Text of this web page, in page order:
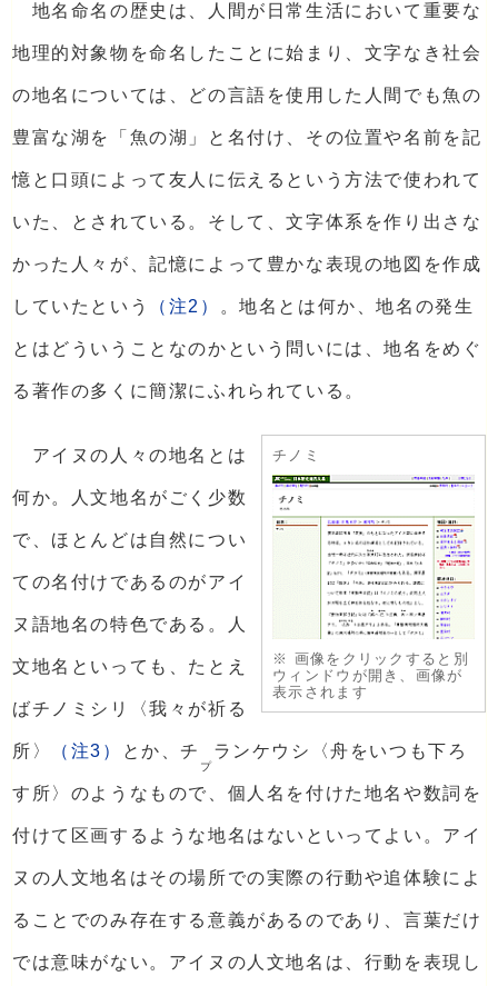
地名命名の歴史は、人間が日常生活において重要な
地理的対象物を命名したことに始まり、文字なき社会
の地名については、どの言語を使用した人間でも魚の
豊富な湖を「魚の湖」と名付け、その位置や名前を記
憶と口頭によって友人に伝えるという方法で使われて
いた、とされている。そして、文字体系を作り出さな
かった人々が、記憶によって豊かな表現の地図を作成
していたという （注2） 。地名とは何か、地名の発生
とはどういうことなのかという問いには、地名をめぐ
る著作の多くに簡潔にふれられている。
チノミ
※ 画像をクリックすると別
ウィンドウが開き、画像が
表示されます
アイヌの人々の地名とは
何か。人文地名がごく少数
で、ほとんどは自然につい
ての名付けであるのがアイ
ヌ語地名の特色である。人
文地名といっても、たとえ
ばチノミシリ〈我々が祈る
所〉 （注3） とか、チ
プ
ランケウシ〈舟をいつも下ろ
す所〉のようなもので、個人名を付けた地名や数詞を
付けて区画するような地名はないといってよい。アイ
ヌの人文地名はその場所での実際の行動や追体験によ
ることでのみ存在する意義があるのであり、言葉だけ
では意味がない。アイヌの人文地名は、行動を表現し